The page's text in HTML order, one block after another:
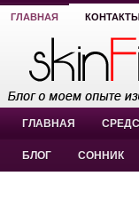
ГЛАВНАЯ КОНТАКТЫ
ГЛАВНАЯ
БЛОГ СОННИК